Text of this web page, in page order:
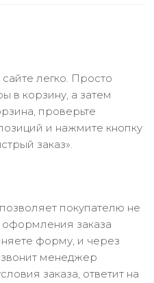
легко. Просто
в корзину, а затем
проверьте
и нажмите кнопку
заказ».
покупателю не
заказа
форму, и через
менеджер
заказа, ответит на